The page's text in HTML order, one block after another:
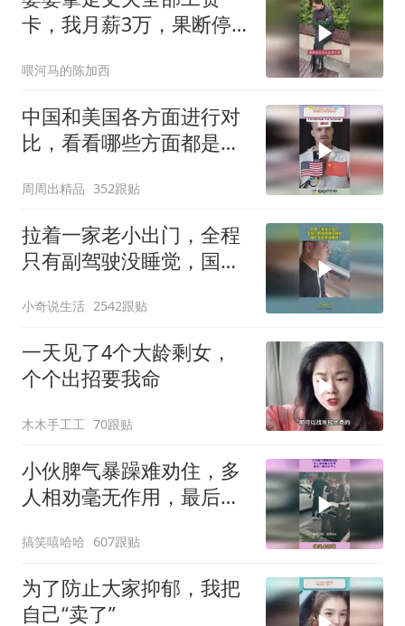
卡，我月薪3万，果断停
喂河马的陈加西
中国和美国各方面进行对
比，看看哪些方面都是谁
周周出精品 352跟贴
拉着一家老小出门，全程
只有副驾驶没睡觉，国产
小奇说生活 2542跟贴
一天见了4个大龄剩女，
个个出招要我命
木木手工工 70跟贴
小伙脾气暴躁难劝住，多
人相劝毫无作用，最后一
搞笑嘻哈哈 607跟贴
为了防止大家抑郁，我把
自己“卖了”